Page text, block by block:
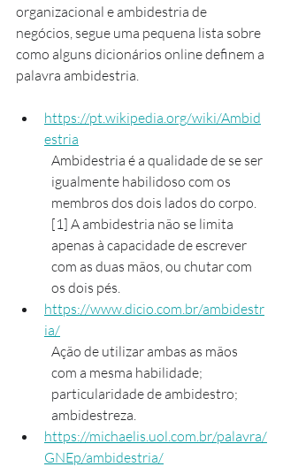
organizacional e ambidestria de
negócios, segue uma pequena lista sobre
como alguns dicionários online definem a
palavra ambidestria.
https://pt.wikipedia.org/wiki/Ambid
estria
Ambidestria é a qualidade de se ser
igualmente habilidoso com os
membros dos dois lados do corpo.
[1] A ambidestria não se limita
apenas à capacidade de escrever
com as duas mãos, ou chutar com
os dois pés.
https://www.dicio.com.br/ambidestr
ia/
Ação de utilizar ambas as mãos
com a mesma habilidade;
particularidade de ambidestro;
ambidestreza.
https://michaelis.uol.com.br/palavra/
GNEp/ambidestria/